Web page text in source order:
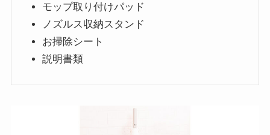
モップ取り付けパッド
ノズルス収納スタンド
お掃除シート
説明書類